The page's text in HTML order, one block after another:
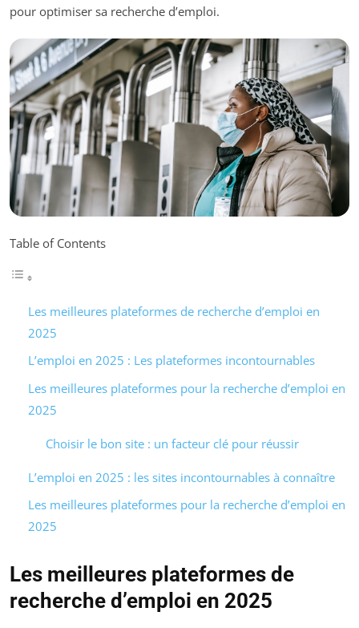
pour optimiser sa recherche d’emploi.
Table of Contents
Les meilleures plateformes de recherche d’emploi en
2025
L’emploi en 2025 : Les plateformes incontournables
Les meilleures plateformes pour la recherche d’emploi en
2025
Choisir le bon site : un facteur clé pour réussir
L’emploi en 2025 : les sites incontournables à connaître
Les meilleures plateformes pour la recherche d’emploi en
2025
Les meilleures plateformes de
recherche d’emploi en 2025